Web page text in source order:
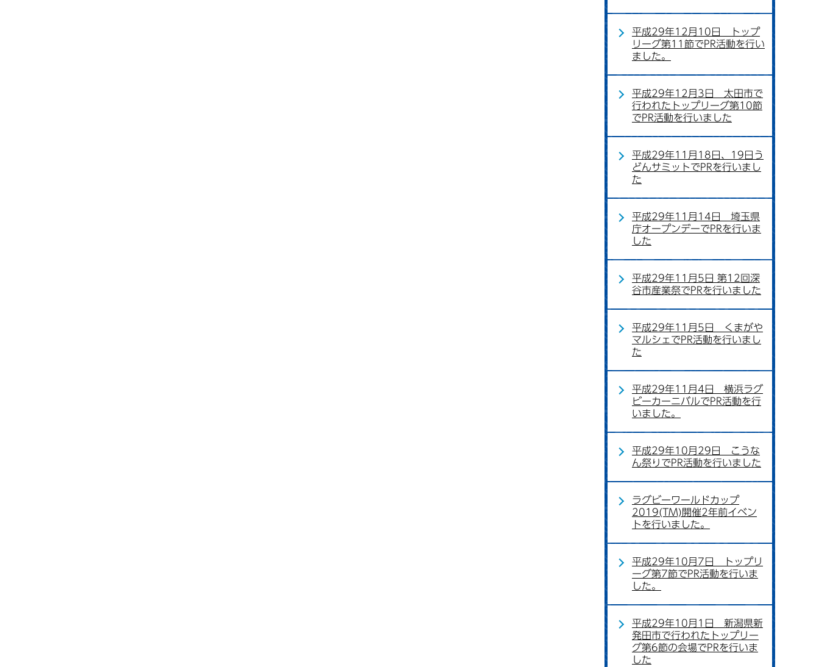
平成29年12月10日 トップ
リーグ第11節でPR活動を行い
ました。
平成29年12月3日 太田市で
行われたトップリーグ第10節
でPR活動を行いました
平成29年11月18日、19日う
どんサミットでPRを行いまし
た
平成29年11月14日 埼玉県
庁オープンデーでPRを行いま
した
平成29年11月5日 第12回深
谷市産業祭でPRを行いました
平成29年11月5日 くまがや
マルシェでPR活動を行いまし
た
平成29年11月4日 横浜ラグ
ビーカーニバルでPR活動を行
いました。
平成29年10月29日 こうな
ん祭りでPR活動を行いました
ラグビーワールドカップ
2019(TM)開催2年前イベン
トを行いました。
平成29年10月7日 トップリ
ーグ第7節でPR活動を行いま
した。
平成29年10月1日 新潟県新
発田市で行われたトップリー
グ第6節の会場でPRを行いま
した